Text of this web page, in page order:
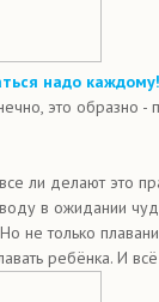
надо каждому!
это образно -
ли делают это
в ожидании
только
ребëнка. И